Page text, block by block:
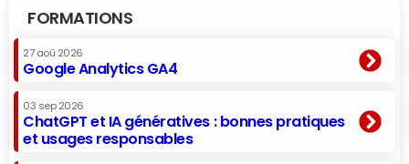
FORMATIONS
27 aoû 2026
Google Analytics GA4
03 sep 2026
ChatGPT et IA génératives : bonnes pratiques
et usages responsables